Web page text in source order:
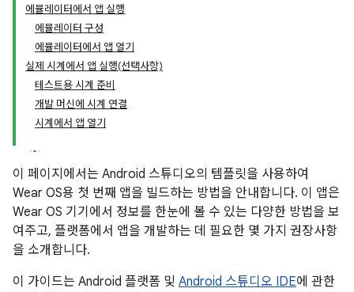
에뮬레이터에서 앱 실행
에뮬레이터 구성
에뮬레이터에서 앱 열기
실제 시계에서 앱 실행(선택사항)
테스트용 시계 준비
개발 머신에 시계 연결
시계에서 앱 열기
이 페이지에서는 Android 스튜디오의 템플릿을 사용하여
Wear OS용 첫 번째 앱을 빌드하는 방법을 안내합니다. 이 앱은
Wear OS 기기에서 정보를 한눈에 볼 수 있는 다양한 방법을 보
여주고, 플랫폼에서 앱을 개발하는 데 필요한 몇 가지 권장사항
을 소개합니다.
이 가이드는 Android 플랫폼 및 Android 스튜디오 IDE에 관한